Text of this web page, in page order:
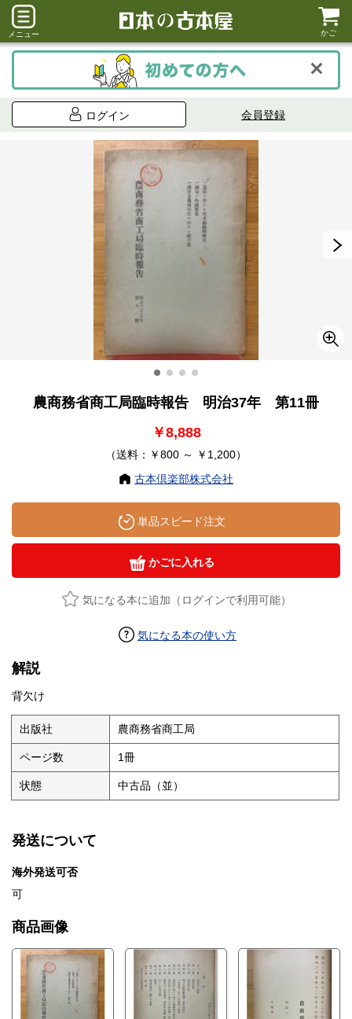
メニュー かご
ログイン 会員登録
農商務省商工局臨時報告 明治37年 第11冊
￥8,888
（送料：￥800 ～ ￥1,200）
古本倶楽部株式会社
単品スピード注文
かごに入れる
気になる本に追加（ログインで利用可能）
気になる本の使い方
解説
背欠け
出版社 農商務省商工局
ページ数 1冊
状態 中古品（並）
発送について
海外発送可否
可
商品画像